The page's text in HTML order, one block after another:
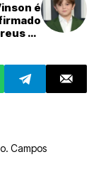
é
na
Video
Campos